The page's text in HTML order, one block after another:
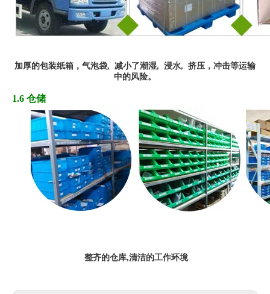
加厚的包装纸箱， 气泡袋, 减小了潮湿, 浸水, 挤压 ，冲击等运输
中的风险。
1.6 仓储
整齐的仓库,清洁的工作环境